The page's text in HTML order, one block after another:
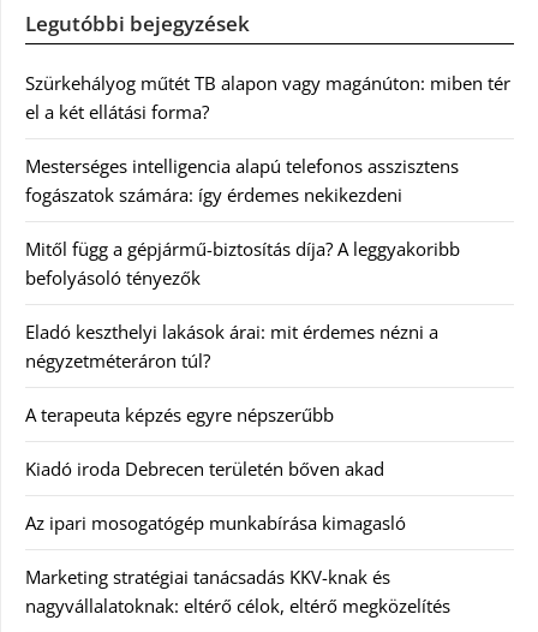
Legutóbbi bejegyzések
Szürkehályog műtét TB alapon vagy magánúton: miben tér
el a két ellátási forma?
Mesterséges intelligencia alapú telefonos asszisztens
fogászatok számára: így érdemes nekikezdeni
Mitől függ a gépjármű-biztosítás díja? A leggyakoribb
befolyásoló tényezők
Eladó keszthelyi lakások árai: mit érdemes nézni a
négyzetméteráron túl?
A terapeuta képzés egyre népszerűbb
Kiadó iroda Debrecen területén bőven akad
Az ipari mosogatógép munkabírása kimagasló
Marketing stratégiai tanácsadás KKV-knak és
nagyvállalatoknak: eltérő célok, eltérő megközelítés